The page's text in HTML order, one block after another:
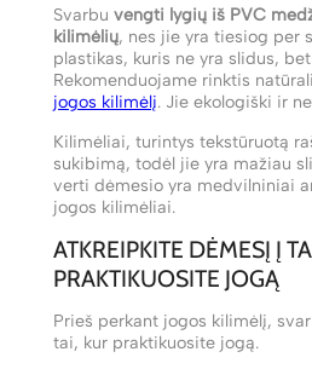
Svarbu vengti lygių iš PVC
kilimėlių, nes jie yra tiesiog per
plastikas, kuris ne yra slidus,
Rekomenduojame rinktis
jogos kilimėlį. Jie ekologiški ir
Kilimėliai, turintys tekstūruotą
sukibimą, todėl jie yra mažiau
verti dėmesio yra medvilniniai
jogos kilimėliai.
ATKREIPKITE DĖMESĮ Į
PRAKTIKUOSITE JOGĄ
Prieš perkant jogos kilimėlį,
tai, kur praktikuosite jogą.